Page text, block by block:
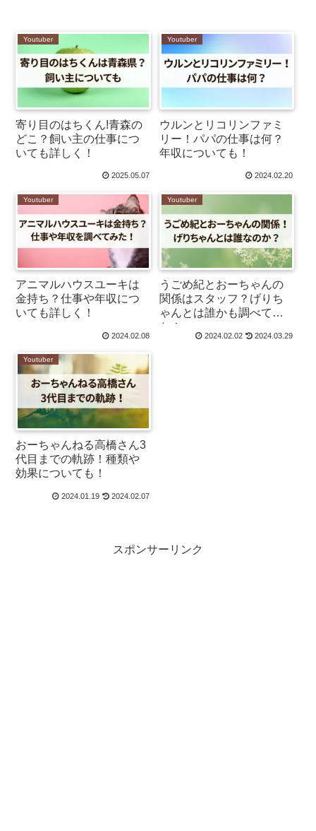
Youtuber
寄り目のはちくん!青森の
どこ？飼い主の仕事につ
いても詳しく！
2025.05.07
Youtuber
ウルンとリコリンファミ
リー！パパの仕事は何？
年収についても！
2024.02.20
Youtuber
アニマルハウスユーキは
金持ち？仕事や年収につ
いても詳しく！
2024.02.08
Youtuber
うごめ紀とおーちゃんの
関係はスタッフ？げりち
ゃんとは誰かも調べてみ
た！
2024.02.02 2024.03.29
Youtuber
おーちゃんねる高橋さん3
代目までの軌跡！種類や
効果についても！
2024.01.19 2024.02.07
スポンサーリンク